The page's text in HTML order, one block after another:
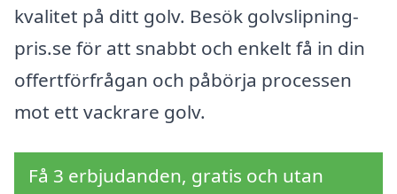
kvalitet på ditt golv. Besök golvslipning-
pris.se för att snabbt och enkelt få in din
offertförfrågan och påbörja processen
mot ett vackrare golv.
Få 3 erbjudanden, gratis och utan